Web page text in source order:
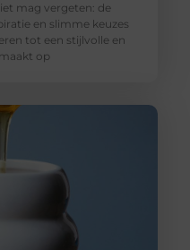
mag vergeten: de
en slimme keuzes
tot een stijlvolle en
op